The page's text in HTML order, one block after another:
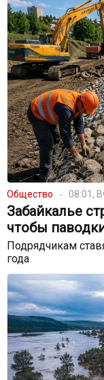
Общество 08:01,
Забайкалье
чтобы
Подрядчикам
года